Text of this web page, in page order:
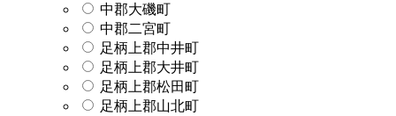
中郡大磯町
中郡二宮町
足柄上郡中井町
足柄上郡大井町
足柄上郡松田町
足柄上郡山北町